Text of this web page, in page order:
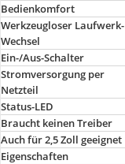
Bedienkomfort
Werkzeugloser Laufwerk-
Wechsel
Ein-/Aus-Schalter
Stromversorgung per
Netzteil
Status-LED
Braucht keinen Treiber
Auch für 2,5 Zoll geeignet
Eigenschaften